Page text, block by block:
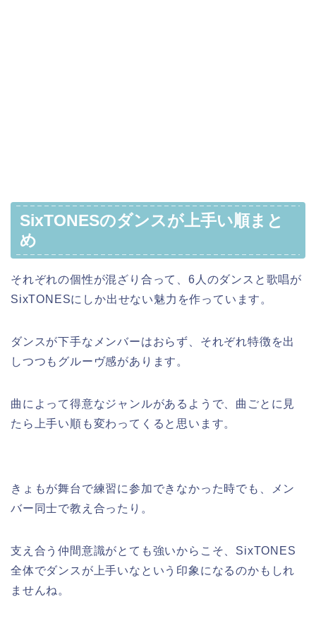
SixTONESのダンスが上手い順まと
め
それぞれの個性が混ざり合って、6人のダンスと歌唱が
SixTONESにしか出せない魅力を作っています。
ダンスが下手なメンバーはおらず、それぞれ特徴を出
しつつもグルーヴ感があります。
曲によって得意なジャンルがあるようで、曲ごとに見
たら上手い順も変わってくると思います。
きょもが舞台で練習に参加できなかった時でも、メン
バー同士で教え合ったり。
支え合う仲間意識がとても強いからこそ、SixTONES
全体でダンスが上手いなという印象になるのかもしれ
ませんね。